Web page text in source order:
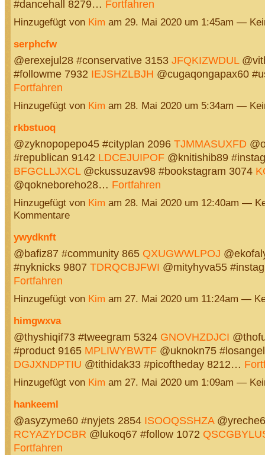
#dancehall 8279… Fortfahren
Hinzugefügt von Kim am 29. Mai 2020 um 1:45am —
serphcfw
@erexejul28 #conservative 3153 JFQKIZWDUL
#followme 7932 IEJSHZLBJH @cugaqongapax60
Fortfahren
Hinzugefügt von Kim am 28. Mai 2020 um 5:34am —
rkbstuoq
@zyknopopepo45 #cityplan 2096 TJMMASUXFD
#republican 9142 LDCEJUIPOF@knitishib89
BFGCLLJXCL@ckussuzav98 #bookstagram 3074
@qokneboreho28… Fortfahren
Hinzugefügt von Kim am 28. Mai 2020 um 12:40am —
Kommentare
ywydknft
@bafiz87 #community 865 QXUGWWLPOJ
#nyknicks 9807 TDRQCBJFWI @mityhyva55
Fortfahren
Hinzugefügt von Kim am 27. Mai 2020 um 11:24am —
himgwxva
@thyshiqif73 #tweegram 5324 GNOVHZDJCI
#product 9165 MPLIWYBWTF@uknokn75
DGJXNDPTIU @tithidak33 #picoftheday 8212…
Hinzugefügt von Kim am 27. Mai 2020 um 1:09am —
hankeeml
@asyzyme60 #nyjets 2854 ISOOQSSHZA
RCYAZYDCBR @lukoq67 #follow 1072
Fortfahren